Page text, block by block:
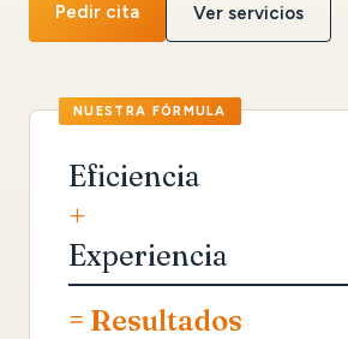
Pedir cita Ver servicios
Eficiencia
+
Experiencia
= Resultados